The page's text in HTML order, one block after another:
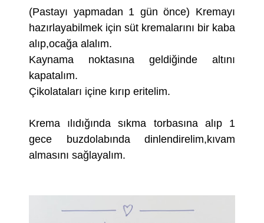
(Pastayı yapmadan 1 gün önce) Kremayı
hazırlayabilmek için süt kremalarını bir kaba
alıp,ocağa alalım.
Kaynama noktasına geldiğinde altını
kapatalım.
Çikolataları içine kırıp eritelim.
Krema ılıdığında sıkma torbasına alıp 1
gece buzdolabında dinlendirelim,kıvam
almasını sağlayalım.